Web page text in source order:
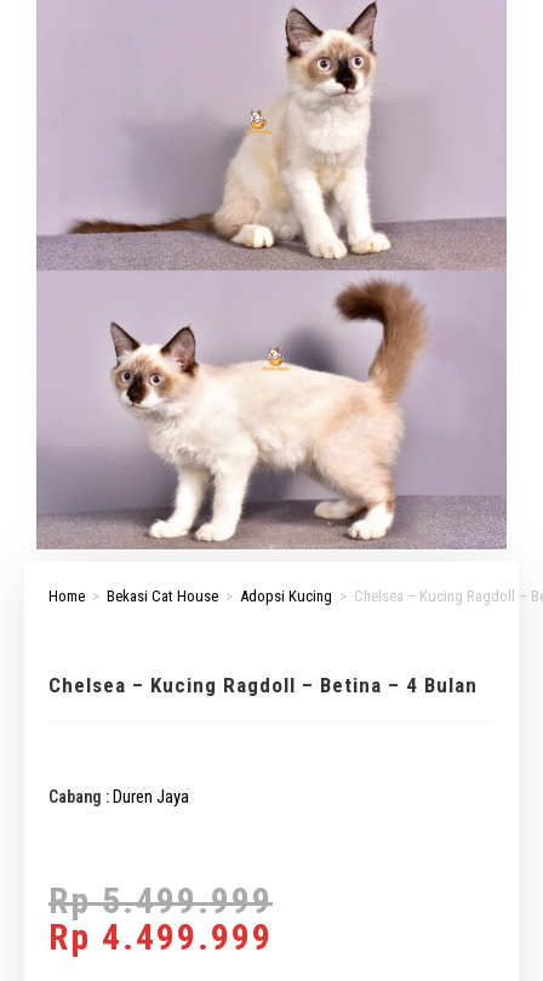
Home > Bekasi Cat House > Adopsi Kucing > Chelsea – Kucing Ragdoll –
Chelsea – Kucing Ragdoll – Betina – 4 Bulan
Cabang :Duren Jaya
Rp5.499.999
Rp 4.499.999